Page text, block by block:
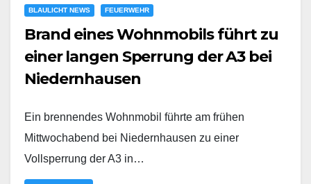
BLAULICHT NEWS FEUERWEHR
Brand eines Wohnmobils führt zu
einer langen Sperrung der A3 bei
Niedernhausen
Ein brennendes Wohnmobil führte am frühen
Mittwochabend bei Niedernhausen zu einer
Vollsperrung der A3 in…